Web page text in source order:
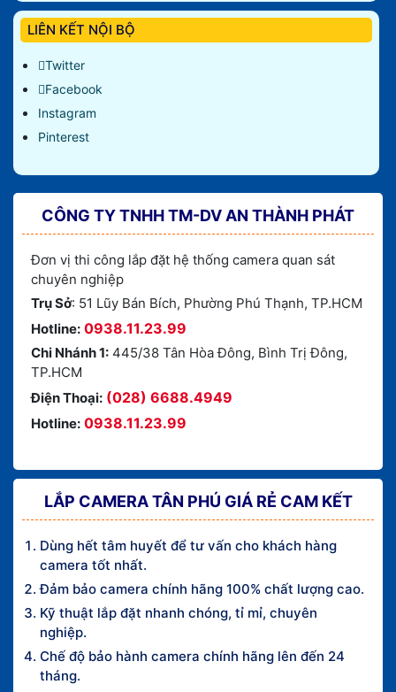
LIÊN KẾT NỘI BỘ
Twitter
Facebook
Instagram
Pinterest
CÔNG TY TNHH TM-DV AN THÀNH PHÁT
Đơn vị thi công lắp đặt hệ thống camera quan sát
chuyên nghiệp
Trụ Sở: 51 Lũy Bán Bích, Phường Phú Thạnh, TP.HCM
Hotline: 0938.11.23.99
Chi Nhánh 1: 445/38 Tân Hòa Đông, Bình Trị Đông,
TP.HCM
Điện Thoại: (028) 6688.4949
Hotline: 0938.11.23.99
LẮP CAMERA TÂN PHÚ GIÁ RẺ CAM KẾT
Dùng hết tâm huyết để tư vấn cho khách hàng
camera tốt nhất.
Đảm bảo camera chính hãng 100% chất lượng cao.
Kỹ thuật lắp đặt nhanh chóng, tỉ mỉ, chuyên
nghiệp.
Chế độ bảo hành camera chính hãng lên đến 24
tháng.